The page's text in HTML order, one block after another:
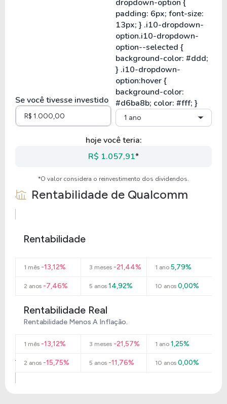
Se você tivesse investido
1 ano
hoje você teria:
R$ 1.057,91*
*O valor considera o reinvestimento dos dividendos.
Rentabilidade de Qualcomm
Rentabilidade
1 mês -13,12% 3 meses -21,44% 1 ano5,79%
2 anos -7,46% 5 anos 14,92% 10 anos0,00%
Rentabilidade Real
Rentabilidade Menos A Inflação.
1 mês -13,12% 3 meses -21,57% 1 ano1,25%
2 anos -15,75% 5 anos -11,76% 10 anos0,00%